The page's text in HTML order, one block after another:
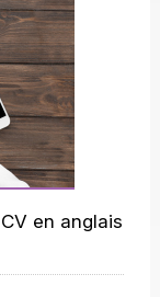
en anglais